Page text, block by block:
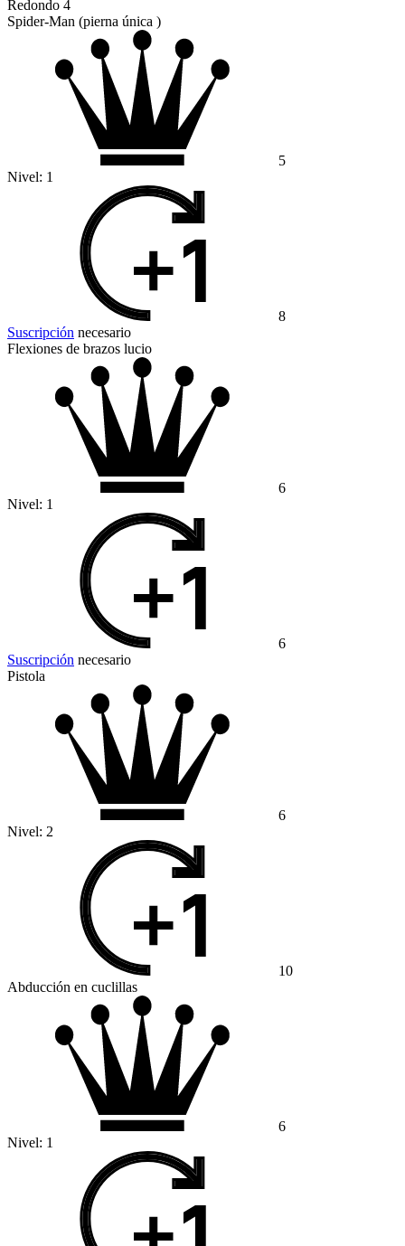
Redondo 4
Spider-Man (pierna única )
5
Nivel: 1
8
Suscripción necesario
Flexiones de brazos lucio
6
Nivel: 1
6
Suscripción necesario
Pistola
6
Nivel: 2
10
Abducción en cuclillas
6
Nivel: 1